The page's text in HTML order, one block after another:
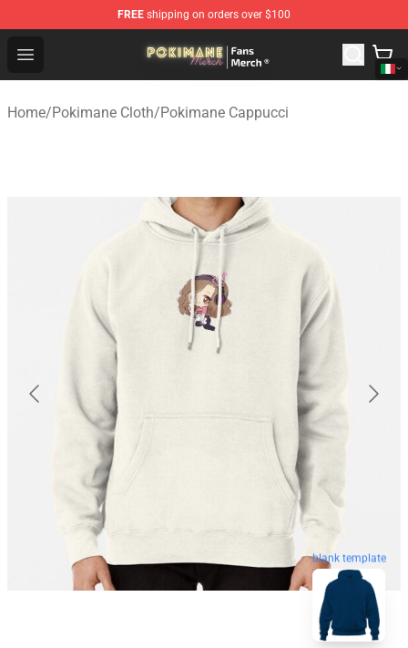
FREE shipping on orders over $100
Open menu
Pokimane Store - Official Pokimane Merchandise Shop
Home/Pokimane Cloth/Pokimane Cappucci
blank template